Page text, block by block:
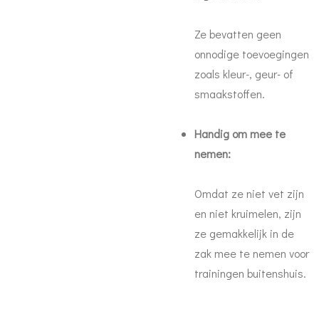
Ze bevatten geen
onnodige toevoegingen
zoals kleur-, geur- of
smaakstoffen.
Handig om mee te
nemen:
Omdat ze niet vet zijn
en niet kruimelen, zijn
ze gemakkelijk in de
zak mee te nemen voor
trainingen buitenshuis.